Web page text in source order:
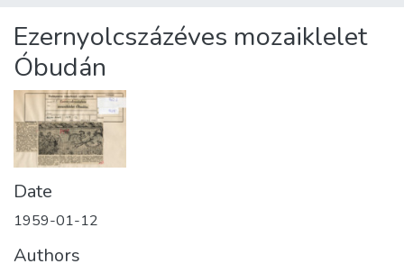
About us
Ezernyolcszázéves mozaiklelet
Óbudán
Date
1959-01-12
Authors